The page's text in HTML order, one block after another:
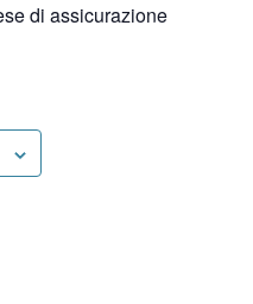
di assicurazione